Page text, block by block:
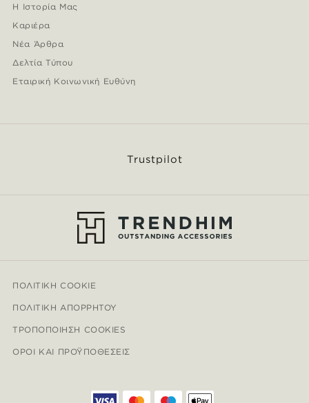
Η Ιστορία Μας
Καριέρα
Νέα Άρθρα
Δελτία Τύπου
Εταιρική Κοινωνική Ευθύνη
Trustpilot
ΠΟΛΙΤΙΚΉ COOKIE
ΠΟΛΙΤΙΚΉ ΑΠΟΡΡΉΤΟΥ
ΤΡΟΠΟΠΟΊΗΣΗ COOKIES
ΌΡΟΙ ΚΑΙ ΠΡΟΫΠΟΘΈΣΕΙΣ